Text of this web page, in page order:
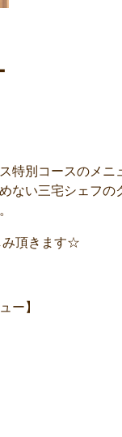
特別コースのメニ
ない三宅シェフの
み頂きます☆
ー】